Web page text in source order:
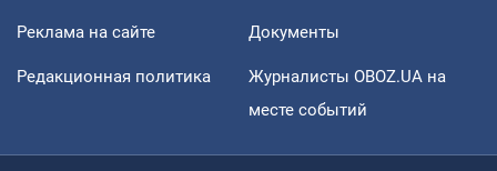
Реклама на сайте Документы
Редакционная политика
Журналисты OBOZ.UA на
месте событий